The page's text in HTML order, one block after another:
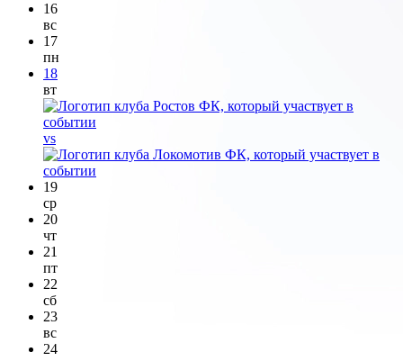
16
вс
17
пн
18
вт
vs
19
ср
20
чт
21
пт
22
сб
23
вс
24